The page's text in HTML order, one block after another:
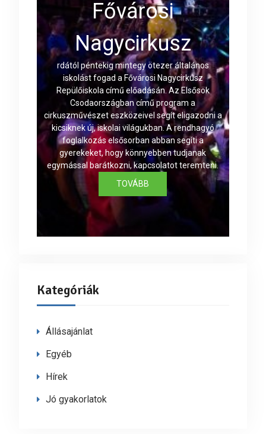
Fővárosi
Nagycirkusz
rdától péntekig mintegy ötezer általános
iskolást fogad a Fővárosi Nagycirkusz
Repülőiskola című előadásán. Az Elsősök
Csodaországban című program a
cirkuszművészet eszközeivel segít eligazodni a
kicsiknek új, iskolai világukban. A rendhagyó
foglalkozás elsősorban abban segíti a
gyerekeket, hogy könnyebben tudjanak
egymással barátkozni, kapcsolatot teremteni.
TOVÁBB
Kategóriák
Állásajánlat
Egyéb
Hírek
Jó gyakorlatok